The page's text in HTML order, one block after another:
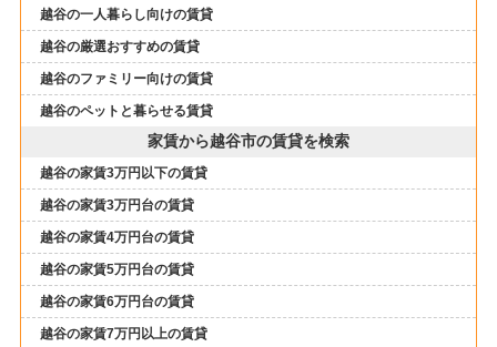
越谷の一人暮らし向けの賃貸
越谷の厳選おすすめの賃貸
越谷のファミリー向けの賃貸
越谷のペットと暮らせる賃貸
家賃から越谷市の賃貸を検索
越谷の家賃3万円以下の賃貸
越谷の家賃3万円台の賃貸
越谷の家賃4万円台の賃貸
越谷の家賃5万円台の賃貸
越谷の家賃6万円台の賃貸
越谷の家賃7万円以上の賃貸